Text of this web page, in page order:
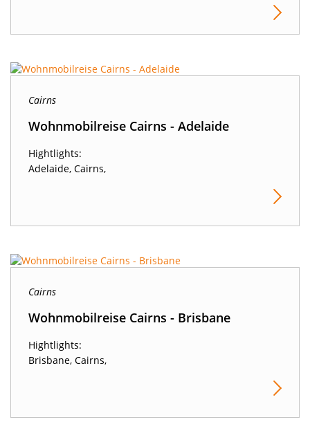
Cairns
Wohnmobilreise Cairns - Adelaide
Hightlights:
Adelaide, Cairns,
Cairns
Wohnmobilreise Cairns - Brisbane
Hightlights:
Brisbane, Cairns,